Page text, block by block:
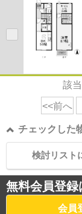
該
<<前へ
チェックした
検討リスト
無料会員登録
会員